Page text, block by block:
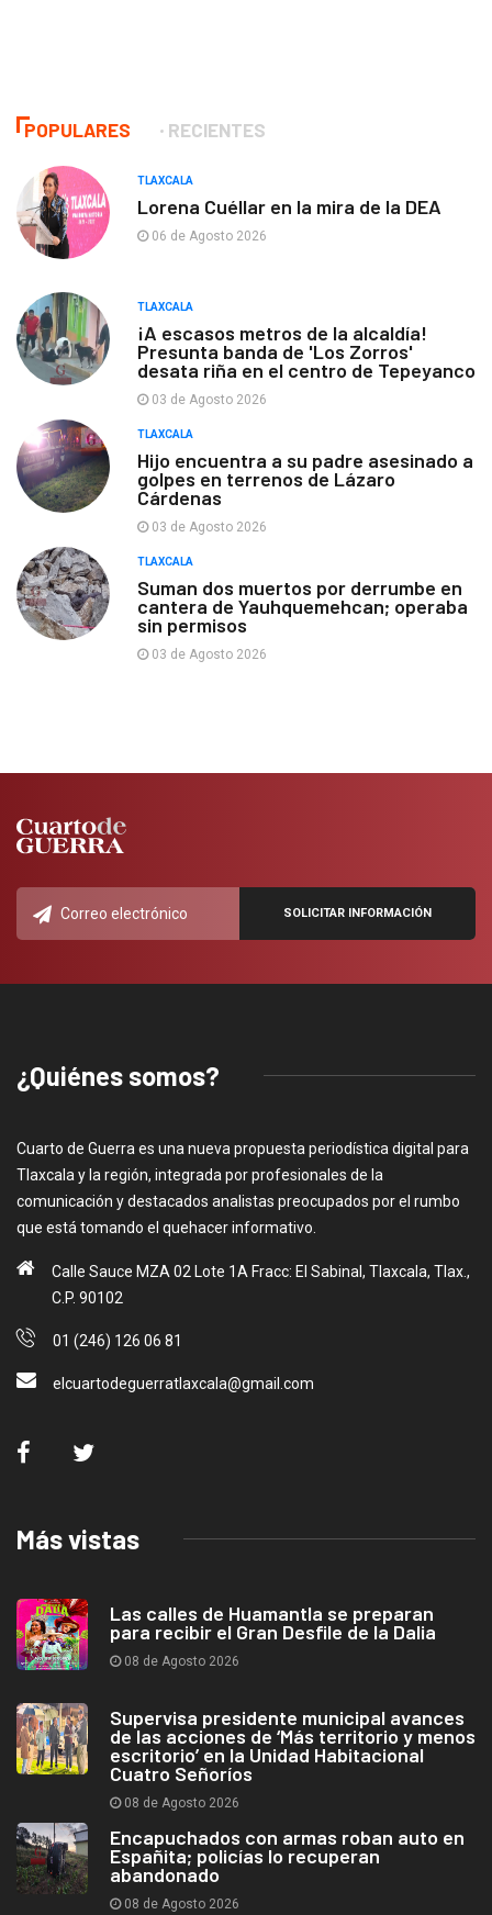
POPULARES RECIENTES
TLAXCALA
Lorena Cuéllar en la mira de la DEA
06 de Agosto 2026
TLAXCALA
¡A escasos metros de la alcaldía!
Presunta banda de 'Los Zorros'
desata riña en el centro de Tepeyanco
03 de Agosto 2026
TLAXCALA
Hijo encuentra a su padre asesinado a
golpes en terrenos de Lázaro
Cárdenas
03 de Agosto 2026
TLAXCALA
Suman dos muertos por derrumbe en
cantera de Yauhquemehcan; operaba
sin permisos
03 de Agosto 2026
¿Quiénes somos?
Cuarto de Guerra es una nueva propuesta periodística digital para
Tlaxcala y la región, integrada por profesionales de la
comunicación y destacados analistas preocupados por el rumbo
que está tomando el quehacer informativo.
Calle Sauce MZA 02 Lote 1A Fracc: El Sabinal, Tlaxcala, Tlax.,
C.P. 90102
01 (246) 126 06 81
elcuartodeguerratlaxcala@gmail.com
Más vistas
Las calles de Huamantla se preparan
para recibir el Gran Desfile de la Dalia
08 de Agosto 2026
Supervisa presidente municipal avances
de las acciones de ‘Más territorio y menos
escritorio’ en la Unidad Habitacional
Cuatro Señoríos
08 de Agosto 2026
Encapuchados con armas roban auto en
Españita; policías lo recuperan
abandonado
08 de Agosto 2026